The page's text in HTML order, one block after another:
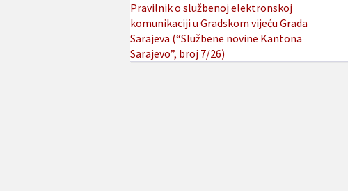
Pravilnik o službenoj elektronskoj
komunikaciji u Gradskom vijeću Grada
Sarajeva (“Službene novine Kantona
Sarajevo”, broj 7/26)